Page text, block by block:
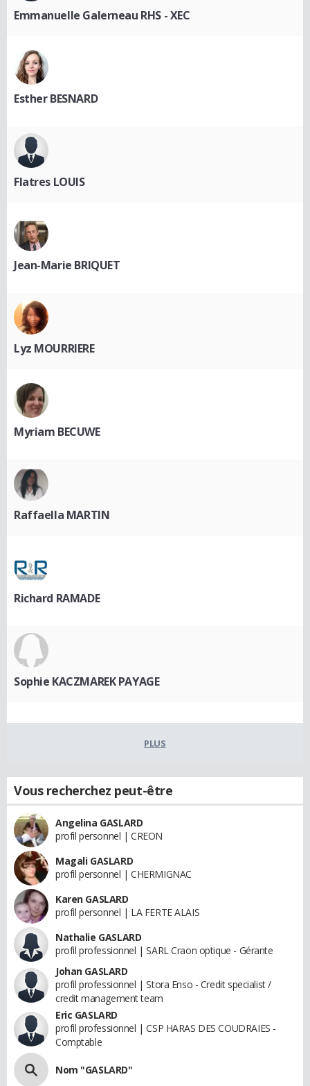
Emmanuelle Galerneau RHS - XEC
Esther BESNARD
Flatres LOUIS
Jean-Marie BRIQUET
Lyz MOURRIERE
Myriam BECUWE
Raffaella MARTIN
Richard RAMADE
Sophie KACZMAREK PAYAGE
PLUS
Vous recherchez peut-être
Angelina GASLARD
profil personnel | CREON
Magali GASLARD
profil personnel | CHERMIGNAC
Karen GASLARD
profil personnel | LA FERTE ALAIS
Nathalie GASLARD
profil professionnel | SARL Craon optique - Gérante
Johan GASLARD
profil professionnel | Stora Enso - Credit specialist /
credit management team
Eric GASLARD
profil professionnel | CSP HARAS DES COUDRAIES -
Comptable
Nom "GASLARD"